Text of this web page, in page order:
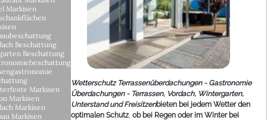
Wetterschutz Terrassenüberdachungen - Gastronomie
Überdachungen - Terrassen, Vordach, Wintergarten,
Unterstand und Freisitzenbieten bei jedem Wetter den
optimalen Schutz, ob bei Regen oder im Winter bei
Markisen
Beschattung
Beschattung
Markisen
Markisen
Markisen
Markisen